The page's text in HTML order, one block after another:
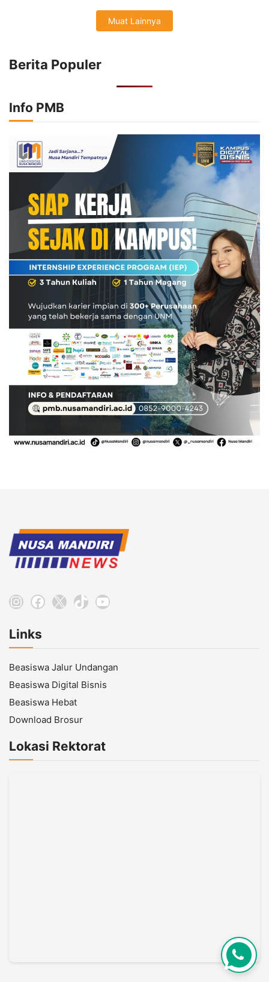
Muat Lainnya
Berita Populer
Info PMB
Instagram
Facebook
X TikTokYouTube
Links
Beasiswa Jalur Undangan
Beasiswa Digital Bisnis
Beasiswa Hebat
Download Brosur
Lokasi Rektorat